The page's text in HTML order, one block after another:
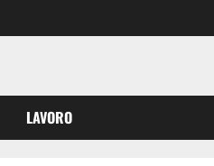
LAVORO